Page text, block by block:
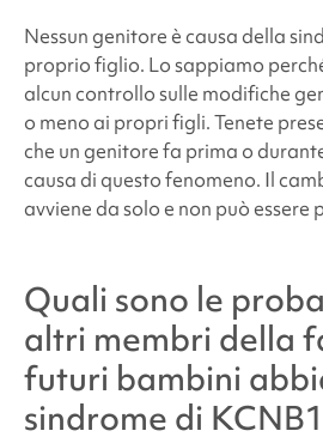
Nessun genitore è causa della
proprio figlio. Lo sappiamo
alcun controllo sulle modifiche
o meno ai propri figli. Tenete
che un genitore fa prima o
causa di questo fenomeno. Il
avviene da solo e non può
Quali sono le
altri membri della
futuri bambini
sindrome di KCNB1